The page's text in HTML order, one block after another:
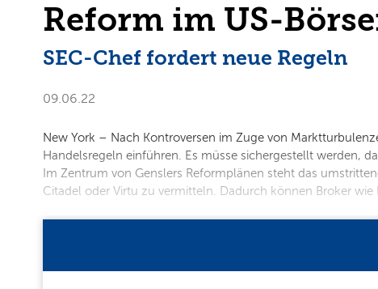
Reform im US-
SEC-Chef fordert neue Regeln
09.06.22
New York – Nach Kontroversen im Zuge von
Handelsregeln einführen. Es müsse sichergestellt werden,
Im Zentrum von Genslers Reformplänen steht das
Citadel oder Virtu zu vermitteln. Dadurch können Broker wie